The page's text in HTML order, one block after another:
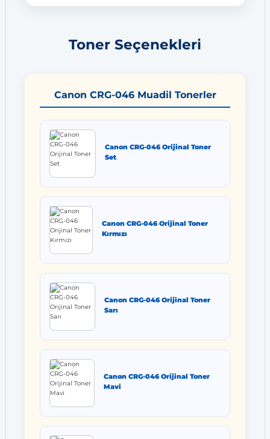
Toner Seçenekleri
Canon CRG-046 Muadil Tonerler
Canon CRG-046 Orijinal Toner
Set
Canon CRG-046 Orijinal Toner
Kırmızı
Canon CRG-046 Orijinal Toner
Sarı
Canon CRG-046 Orijinal Toner
Mavi